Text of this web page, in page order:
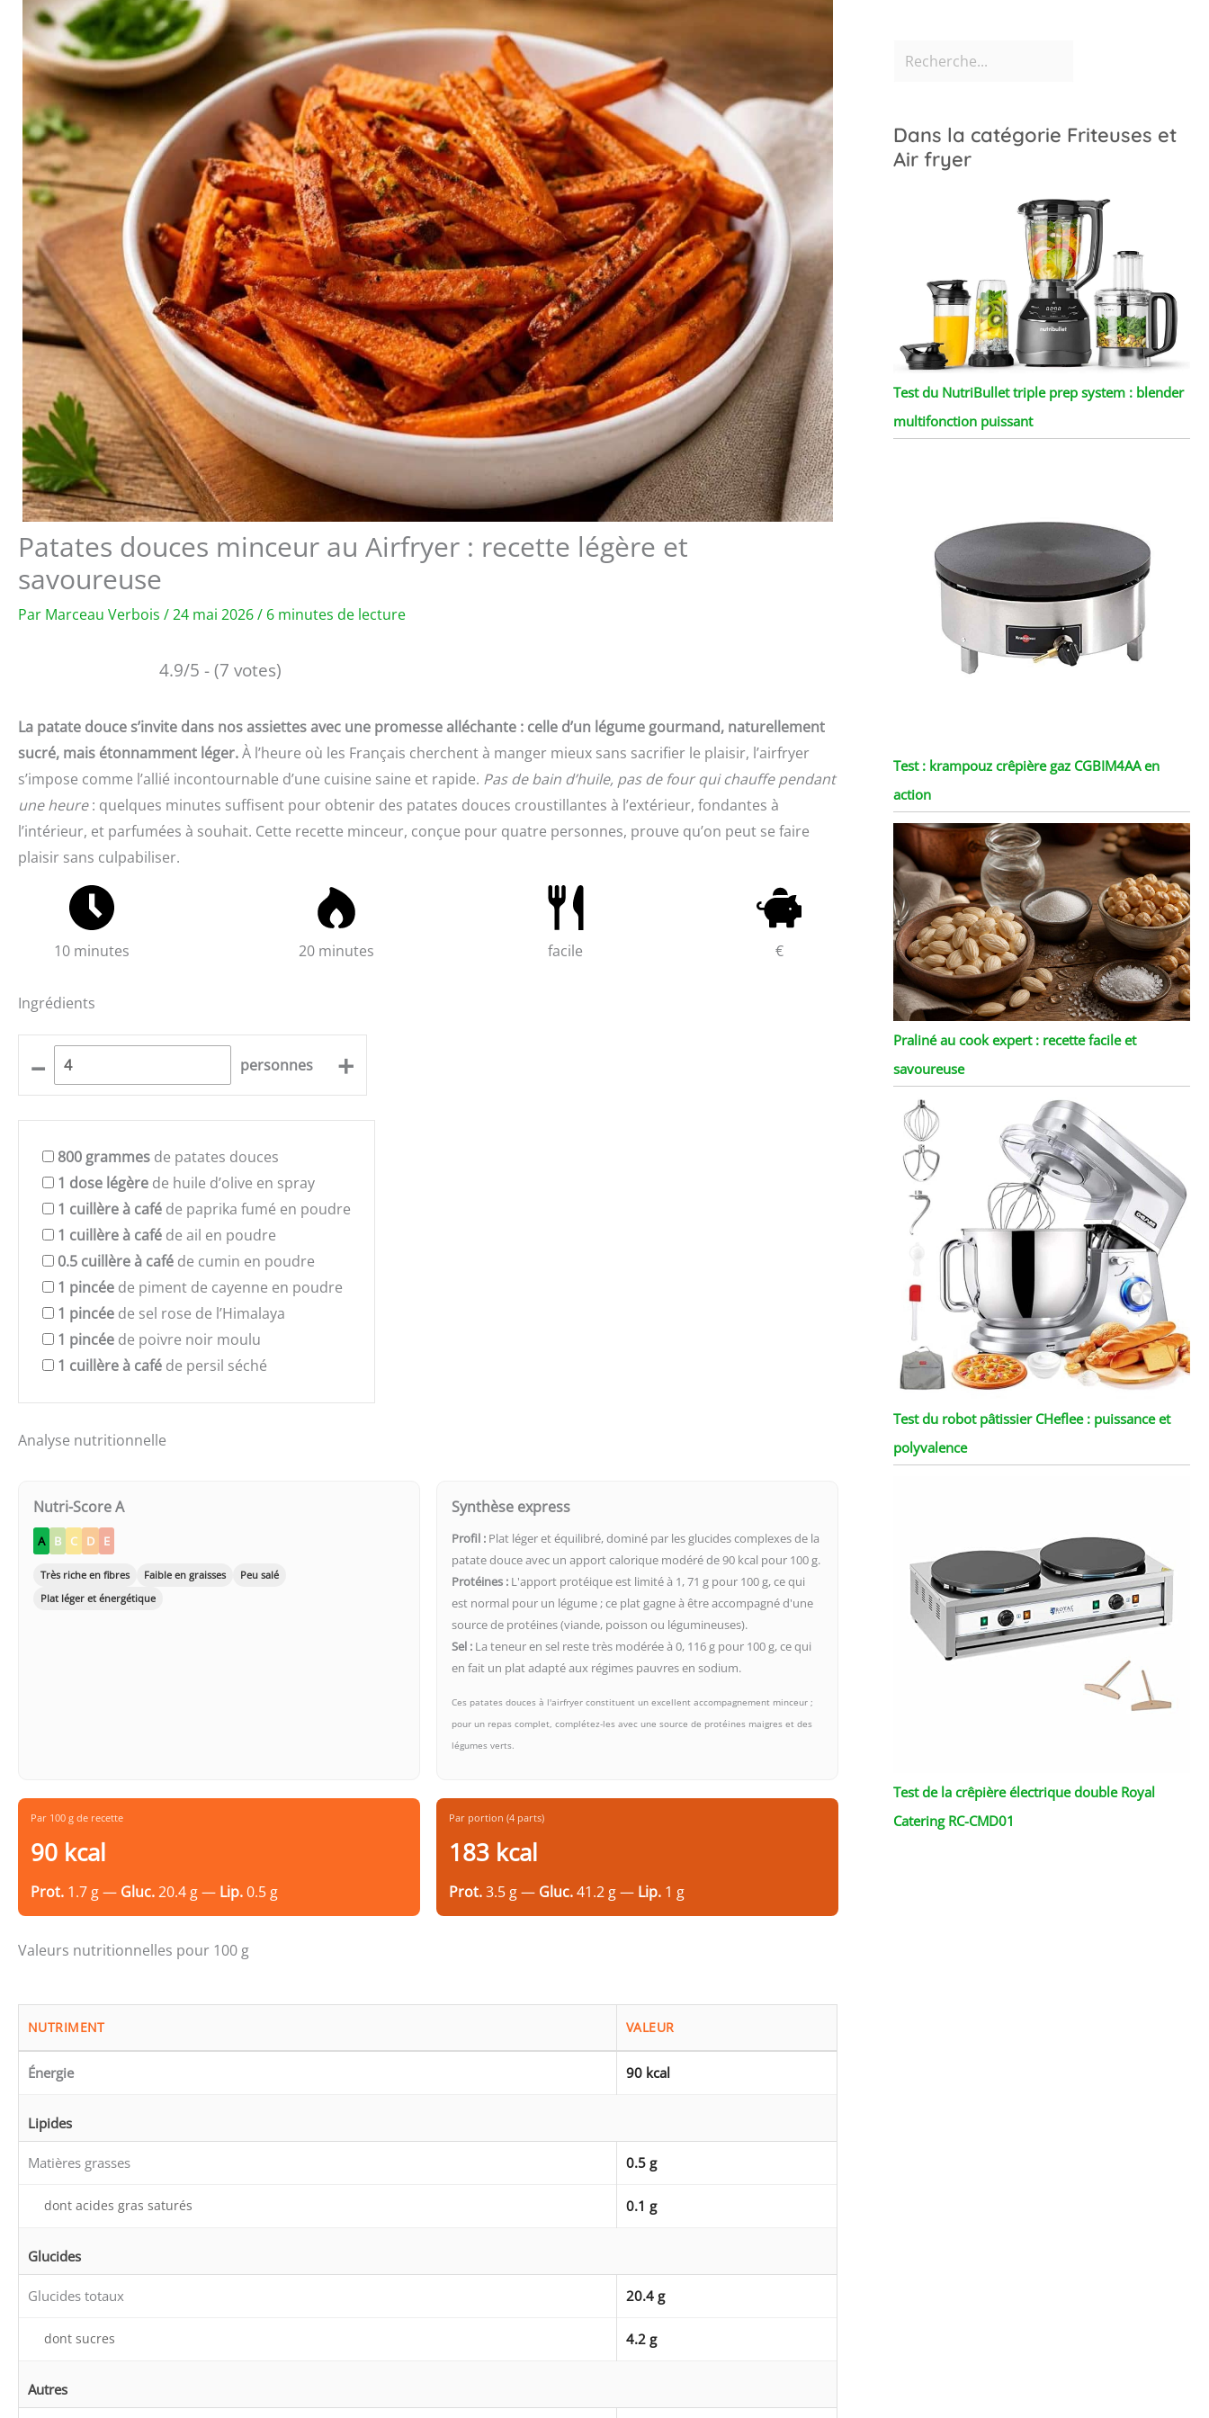
Patates douces minceur au Airfryer : recette légère et
savoureuse
Par Marceau Verbois /24 mai 2026/ 6 minutes de lecture
4.9/5 - (7 votes)
La patate douce s’invite dans nos assiettes avec une promesse alléchante : celle d’un légume gourmand, naturellement
sucré, mais étonnamment léger.À l’heure où les Français cherchent à manger mieux sans sacrifier le plaisir, l’airfryer
s’impose comme l’allié incontournable d’une cuisine saine et rapide. Pas de bain d’huile, pas de four qui chauffe pendant
une heure: quelques minutes suffisent pour obtenir des patates douces croustillantes à l’extérieur, fondantes à
l’intérieur, et parfumées à souhait. Cette recette minceur, conçue pour quatre personnes, prouve qu’on peut se faire
plaisir sans culpabiliser.
10 minutes 20 minutes facile €
Ingrédients
– personnes +
800 grammes de patates douces
1 dose légère de huile d’olive en spray
1 cuillère à café de paprika fumé en poudre
1 cuillère à café de ail en poudre
0.5 cuillère à café de cumin en poudre
1 pincée de piment de cayenne en poudre
1 pincée de sel rose de l’Himalaya
1 pincée de poivre noir moulu
1 cuillère à café de persil séché
Analyse nutritionnelle
Nutri-Score A
A B C D E
Très riche en fibres Faible en graisses
Peu salé
Plat léger et énergétique
Synthèse express
Profil : Plat léger et équilibré, dominé par les glucides complexes de la
patate douce avec un apport calorique modéré de 90 kcal pour 100 g.
Protéines : L'apport protéique est limité à 1, 71 g pour 100 g, ce qui
est normal pour un légume ; ce plat gagne à être accompagné d'une
source de protéines (viande, poisson ou légumineuses).
Sel : La teneur en sel reste très modérée à 0, 116 g pour 100 g, ce qui
en fait un plat adapté aux régimes pauvres en sodium.
Ces patates douces à l'airfryer constituent un excellent accompagnement minceur ;
pour un repas complet, complétez-les avec une source de protéines maigres et des
légumes verts.
Par 100 g de recette
90 kcal
Prot. 1.7 g — Gluc.20.4 g — Lip.0.5 g
Par portion (4 parts)
183 kcal
Prot.3.5 g — Gluc.41.2 g — Lip. 1 g
Valeurs nutritionnelles pour 100 g
NUTRIMENT VALEUR
Énergie 90 kcal
Lipides
Matières grasses 0.5 g
dont acides gras saturés 0.1 g
Glucides
Glucides totaux 20.4 g
dont sucres 4.2 g
Autres
Dans la catégorie Friteuses et
Air fryer
Test du NutriBullet triple prep system : blender
multifonction puissant
Test : krampouz crêpière gaz CGBIM4AA en
action
Praliné au cook expert : recette facile et
savoureuse
Test du robot pâtissier CHeflee : puissance et
polyvalence
Test de la crêpière électrique double Royal
Catering RC-CMD01